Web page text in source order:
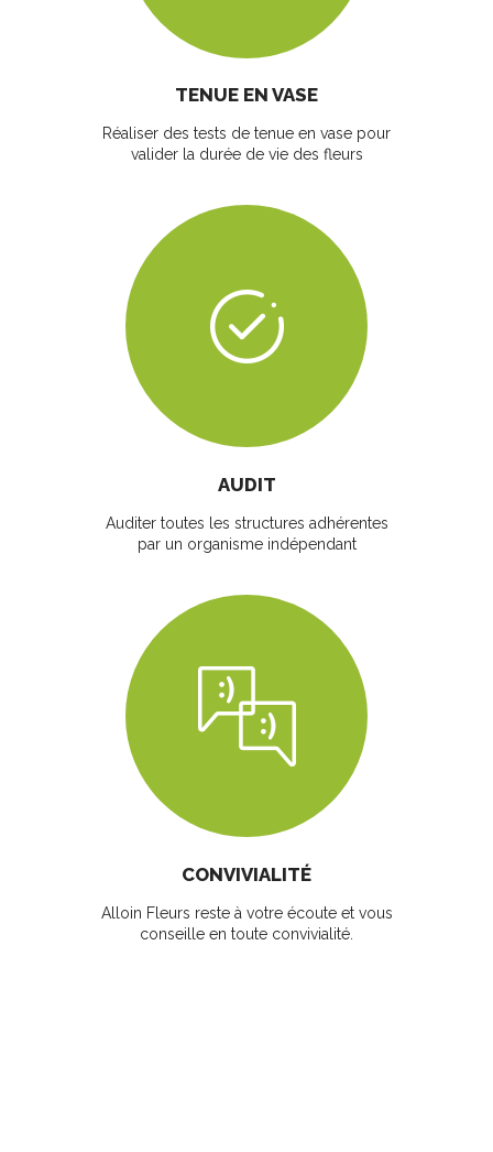
TENUE EN VASE
Réaliser des tests de tenue en vase pour
valider la durée de vie des fleurs
AUDIT
Auditer toutes les structures adhérentes
par un organisme indépendant
CONVIVIALITÉ
Alloin Fleurs reste à votre écoute et vous
conseille en toute convivialité.